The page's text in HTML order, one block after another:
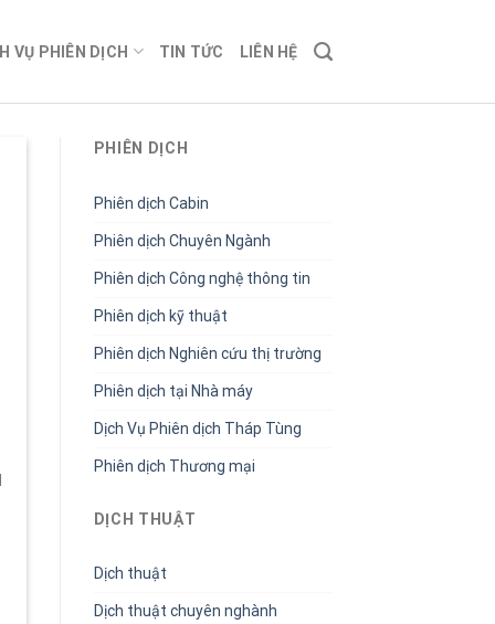
VỤ PHIÊN DỊCH TIN TỨC LIÊN HỆ
PHIÊN DỊCH
Phiên dịch Cabin
Phiên dịch Chuyên Ngành
Phiên dịch Công nghệ thông tin
Phiên dịch kỹ thuật
Phiên dịch Nghiên cứu thị trường
Phiên dịch tại Nhà máy
Dịch Vụ Phiên dịch Tháp Tùng
Phiên dịch Thương mại
DỊCH THUẬT
Dịch thuật
Dịch thuật chuyên nghành